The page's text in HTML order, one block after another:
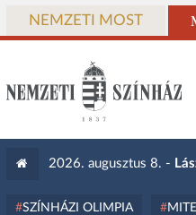
NEMZETI MOST
2026. augusztus 8. -
SZÍNHÁZI OLIMPIA